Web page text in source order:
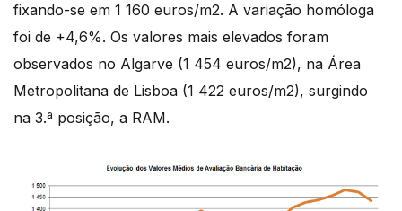
fixando-se em 1 160 euros/m2. A variação homóloga
foi de +4,6%. Os valores mais elevados foram
observados no Algarve (1 454 euros/m2), na Área
Metropolitana de Lisboa (1 422 euros/m2), surgindo
na 3.ª posição, a RAM.